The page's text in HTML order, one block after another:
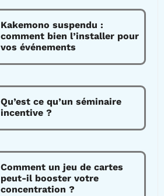
Kakemono suspendu :
comment bien l’installer pour
vos événements
Qu’est ce qu’un séminaire
incentive ?
Comment un jeu de cartes
peut-il booster votre
concentration ?